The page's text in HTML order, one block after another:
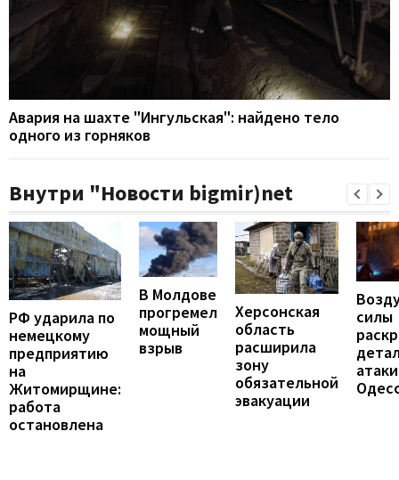
Авария на шахте "Ингульская": найдено тело
одного из горняков
Внутри "Новости bigmir)net
РФ ударила по
немецкому
предприятию
на
Житомирщине:
работа
остановлена
В Молдове
прогремел
мощный
взрыв
Херсонская
область
расширила
зону
обязательной
эвакуации
силы